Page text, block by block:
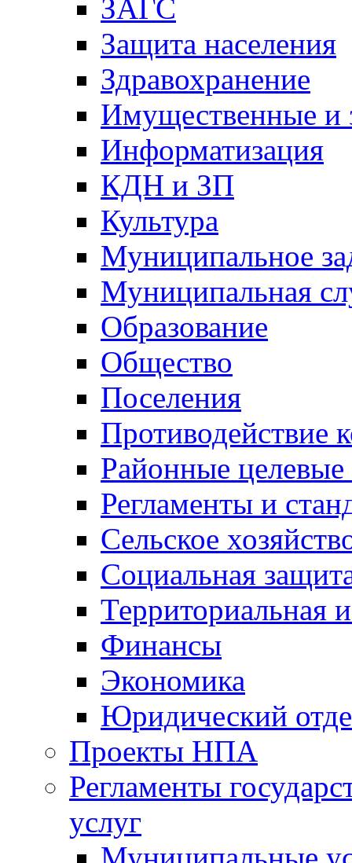
ЗАГС
Защита населения
Здравохранение
Имущественные и
Информатизация
КДН и ЗП
Культура
Муниципальное
Муниципальная
Образование
Общество
Поселения
Противодействие
Районные
Регламенты и
Сельское
Социальная
Территориальная
Финансы
Экономика
Юридический
Проекты НПА
Регламенты
услуг